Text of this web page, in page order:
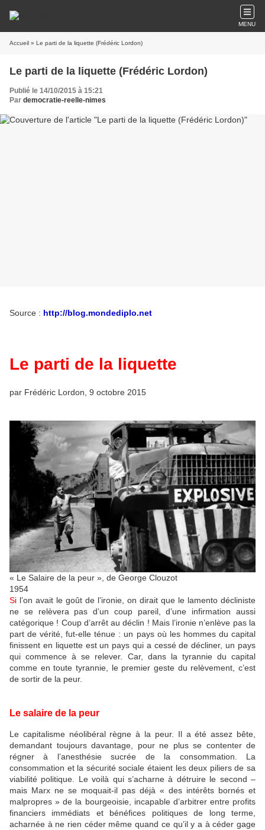
MENU
Accueil » Le parti de la liquette (Frédéric Lordon)
Le parti de la liquette (Frédéric Lordon)
Publié le 14/10/2015 à 15:21
Par democratie-reelle-nimes
Source : http://blog.mondediplo.net
Le parti de la liquette
par Frédéric Lordon , 9 octobre 2015
« Le Salaire de la peur », de George Clouzot
1954
Si l’on avait le goût de l’ironie, on dirait que le lamento décliniste
ne se relèvera pas d’un coup pareil, d’une infirmation aussi
catégorique ! Coup d’arrêt au déclin ! Mais l’ironie n’enlève pas la
part de vérité, fut-elle ténue : un pays où les hommes du capital
finissent en liquette est un pays qui a cessé de décliner, un pays
qui commence à se relever. Car, dans la tyrannie du capital
comme en toute tyrannie, le premier geste du relèvement, c’est
de sortir de la peur.
Le salaire de la peur
Le capitalisme néolibéral règne à la peur. Il a été assez bête,
demandant toujours davantage, pour ne plus se contenter de
régner à l’anesthésie sucrée de la consommation. La
consommation et la sécurité sociale étaient les deux piliers de sa
viabilité politique. Le voilà qui s’acharne à détruire le second –
mais Marx ne se moquait-il pas déjà « des intérêts bornés et
malpropres » de la bourgeoisie, incapable d’arbitrer entre profits
financiers immédiats et bénéfices politiques de long terme,
acharnée à ne rien céder même quand ce qu’il y a à céder gage